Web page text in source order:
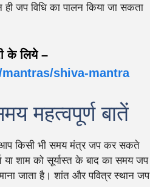
जप विधि का पालन किया जा सकता
के लिये –
shiva-mantra
महत्वपूर्ण बातें
किसी भी समय मंत्र जप कर सकते
या शाम को सूर्यास्त के बाद का समय जप
जाता है। शांत और पवित्र स्थान जप